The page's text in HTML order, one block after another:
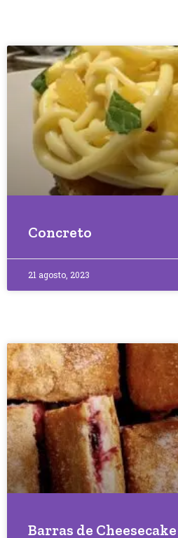
Concreto
21 agosto, 2023
Barras de